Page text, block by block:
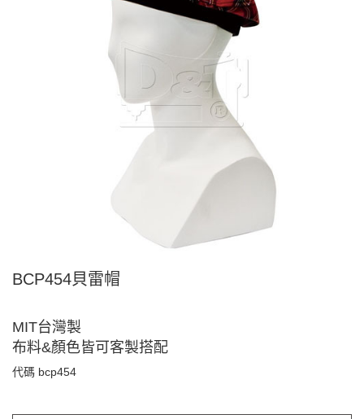
BCP454貝雷帽
MIT台灣製
布料&顏色皆可客製搭配
代碼 bcp454